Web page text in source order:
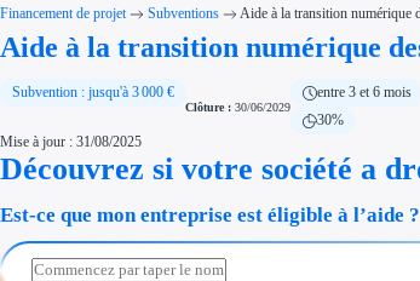
Thématiques
Financement innovation
Transition écologique
Développement
Économies d'énergie et d'eau
Aides RSE entreprise
Étapes de vie
Cession d'entreprise
Entreprise en difficulté
Type de financements
Aides sans remboursement
Subventions
Financement de projet Subventions Aide à la transition numérique
Aide à la transition numérique
Subvention : jusqu'à 3 000 €
Clôture : 30/06/2029
entre 3 et 6 mois
30%
Mise à jour : 31/08/2025
Découvrez si votre société a
Est-ce que mon entreprise est éligible à l’aide ?